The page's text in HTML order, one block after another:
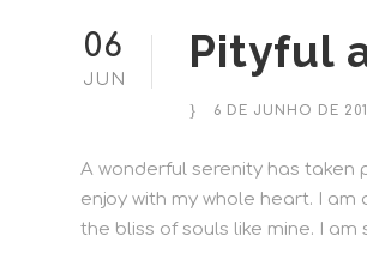
06
JUN
Pityful
6 DE JUNHO DE
A wonderful serenity has taken
enjoy with my whole heart. I
the bliss of souls like mine. I